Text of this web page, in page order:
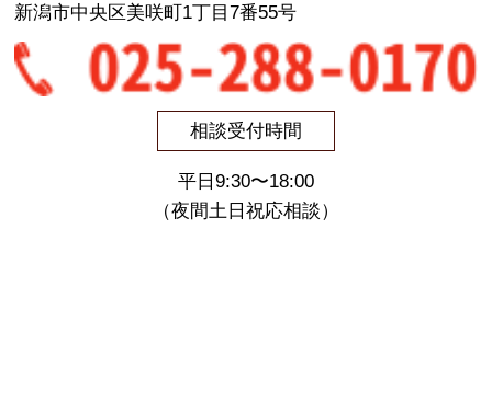
新潟市中央区美咲町1丁目7番55号
相談受付時間
平日9:30〜18:00
（夜間土日祝応相談）